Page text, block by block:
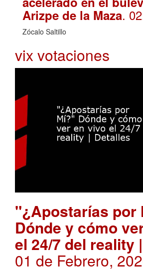
Arizpe de la Maza.
Zócalo Saltillo
vix votaciones
"¿Apostarías por
Dónde y cómo
el 24/7 del reality
01 de Febrero,